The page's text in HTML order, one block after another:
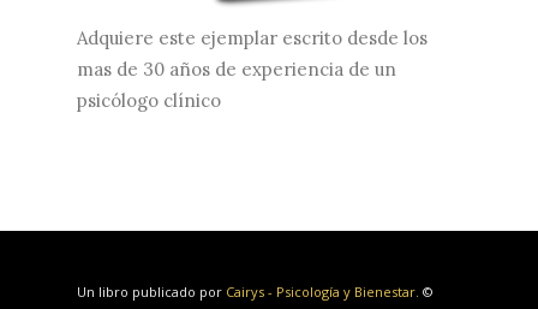
Adquiere este ejemplar escrito desde los
mas de 30 años de experiencia de un
psicólogo clínico
Un libro publicado por Cairys - Psicología y Bienestar. ©